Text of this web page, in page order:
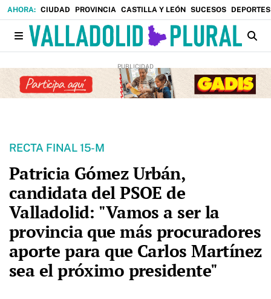
CIUDAD PROVINCIA CASTILLA Y LEÓN SUCESOS DEPORTES
RECTA FINAL 15-M
Patricia Gómez Urbán,
candidata del PSOE de
Valladolid: "Vamos a ser la
provincia que más procuradores
aporte para que Carlos Martínez
sea el próximo presidente"